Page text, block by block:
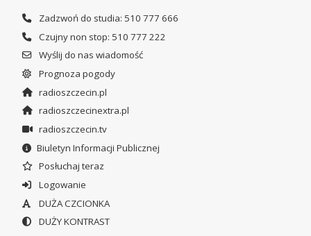
Zadzwoń do studia: 510 777 666
Czujny non stop: 510 777 222
Wyślij do nas wiadomość
Prognoza pogody
radioszczecin.pl
radioszczecinextra.pl
radioszczecin.tv
Biuletyn Informacji Publicznej
Posłuchaj teraz
Logowanie
DUŻA CZCIONKA
DUŻY KONTRAST